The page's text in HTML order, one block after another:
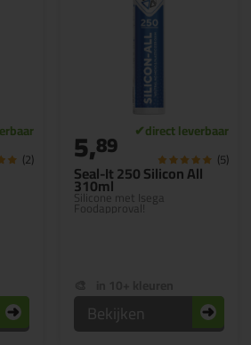
(2)
Seal-It 250 Silicon All
310ml
Silicone met Isega
Foodapproval!
5,89 (5)
Bekijken